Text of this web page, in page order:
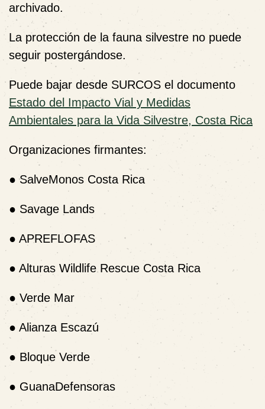
archivado.
La protección de la fauna silvestre no puede
seguir postergándose.
Puede bajar desde SURCOS el documento
Estado del Impacto Vial y Medidas
Ambientales para la Vida Silvestre, Costa Rica
Organizaciones firmantes:
● SalveMonos Costa Rica
● Savage Lands
● APREFLOFAS
● Alturas Wildlife Rescue Costa Rica
● Verde Mar
● Alianza Escazú
● Bloque Verde
● GuanaDefensoras